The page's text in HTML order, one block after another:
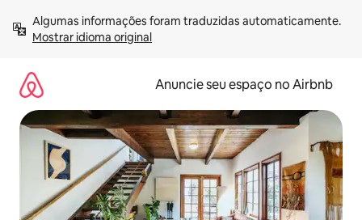
para
Mostrar idioma original
Anuncie seu espaço no Airbnb